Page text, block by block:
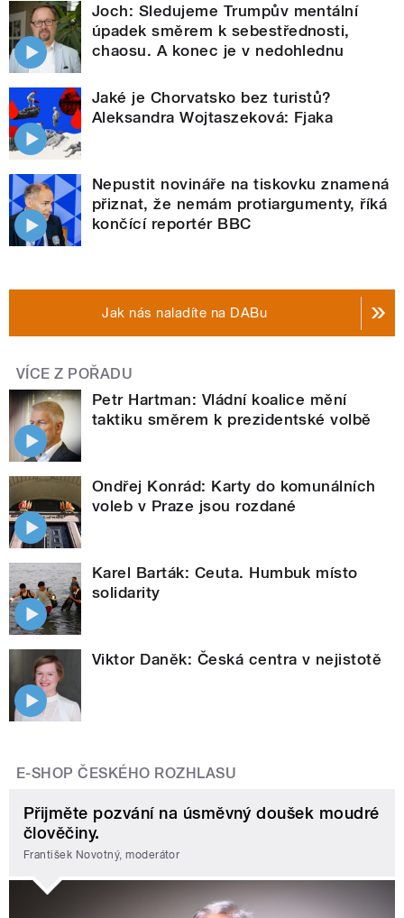
Joch: Sledujeme Trumpův mentální
úpadek směrem k sebestřednosti,
chaosu. A konec je v nedohlednu
Jaké je Chorvatsko bez turistů?
Aleksandra Wojtaszeková: Fjaka
Nepustit novináře na tiskovku znamená
přiznat, že nemám protiargumenty, říká
končící reportér BBC
Jak nás naladíte na DABu
VÍCE Z POŘADU
Petr Hartman: Vládní koalice mění
taktiku směrem k prezidentské volbě
Ondřej Konrád: Karty do komunálních
voleb v Praze jsou rozdané
Karel Barták: Ceuta. Humbuk místo
solidarity
Viktor Daněk: Česká centra v nejistotě
E-SHOP ČESKÉHO ROZHLASU
Přijměte pozvání na úsměvný doušek moudré
člověčiny.
František Novotný, moderátor